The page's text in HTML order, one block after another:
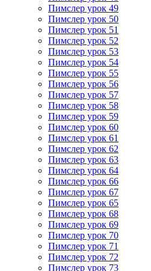
Пимслер урок 49
Пимслер урок 50
Пимслер урок 51
Пимслер урок 52
Пимслер урок 53
Пимслер урок 54
Пимслер урок 55
Пимслер урок 56
Пимслер урок 57
Пимслер урок 58
Пимслер урок 59
Пимслер урок 60
Пимслер урок 61
Пимслер урок 62
Пимслер урок 63
Пимслер урок 64
Пимслер урок 66
Пимслер урок 67
Пимслер урок 65
Пимслер урок 68
Пимслер урок 69
Пимслер урок 70
Пимслер урок 71
Пимслер урок 72
Пимслер урок 73